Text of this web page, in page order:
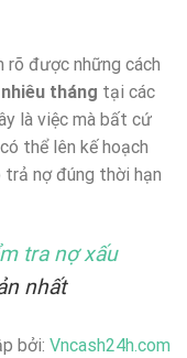
rõ được những cách
tháng tại các
là việc mà bất cứ
thể lên kế hoạch
trả nợ đúng thời hạn
tra nợ xấu
nhất
bởi: Vncash24h.com